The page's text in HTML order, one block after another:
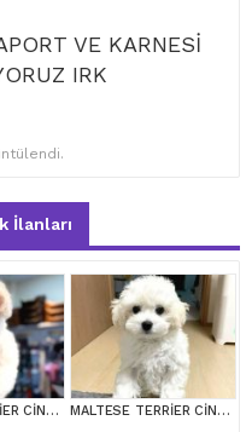
VE KARNESİ
IRK
İlanları
MALTESE TERRİER CİNSİ YAVRULAR MALTESE TERRİER CİNSİ YAVRULAR